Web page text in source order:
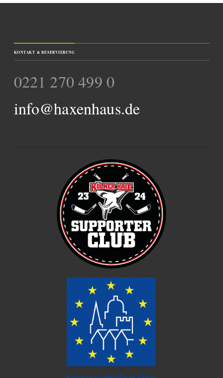
KONTAKT & RESERVIERUNG
0221 270 499 0
info@haxenhaus.de